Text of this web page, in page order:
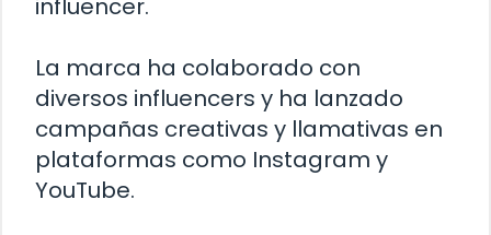
influencer.
La marca ha colaborado con
diversos influencers y ha lanzado
campañas creativas y llamativas en
plataformas como Instagram y
YouTube.